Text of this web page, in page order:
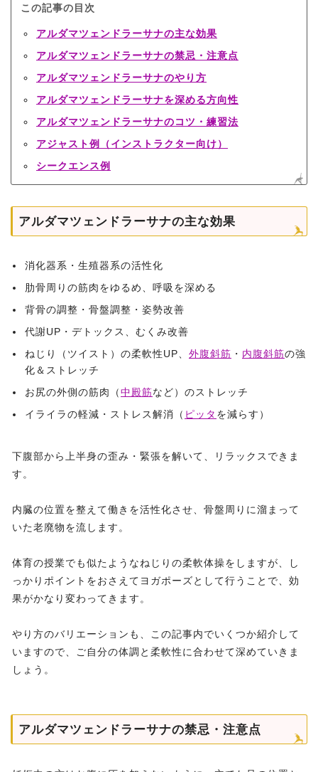
この記事の目次
アルダマツェンドラーサナの主な効果
アルダマツェンドラーサナの禁忌・注意点
アルダマツェンドラーサナのやり方
アルダマツェンドラーサナを深める方向性
アルダマツェンドラーサナのコツ・練習法
アジャスト例（インストラクター向け）
シークエンス例
アルダマツェンドラーサナの主な効果
消化器系・生殖器系の活性化
肋骨周りの筋肉をゆるめ、呼吸を深める
背骨の調整・骨盤調整・姿勢改善
代謝UP・デトックス、むくみ改善
ねじり（ツイスト）の柔軟性UP、 外腹斜筋 ・ 内腹斜筋の強
化＆ストレッチ
お尻の外側の筋肉（中殿筋など）のストレッチ
イライラの軽減・ストレス解消（ ピッタ を減らす）
下腹部から上半身の歪み・緊張を解いて、リラックスできま
す。
内臓の位置を整えて働きを活性化させ、骨盤周りに溜まって
いた老廃物を流します。
体育の授業でも似たようなねじりの柔軟体操をしますが、し
っかりポイントをおさえてヨガポーズとして行うことで、効
果がかなり変わってきます。
やり方のバリエーションも、この記事内でいくつか紹介して
いますので、ご自分の体調と柔軟性に合わせて深めていきま
しょう。
アルダマツェンドラーサナの禁忌・注意点